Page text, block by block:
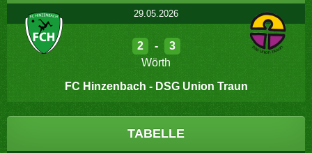
29.05.2026
2 -
3
Wörth
FC Hinzenbach - DSG Union Traun
TABELLE